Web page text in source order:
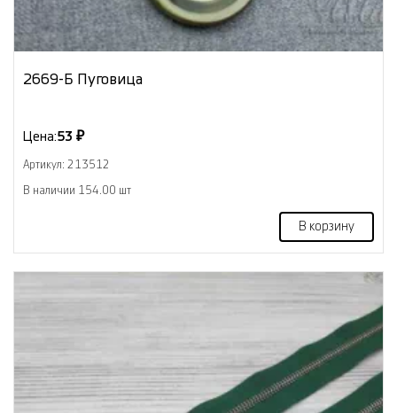
2669-Б Пуговица
Цена:53 ₽
Артикул: 213512
В наличии 154.00 шт
В корзину